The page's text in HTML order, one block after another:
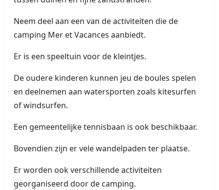
Neem deel aan een van de activiteiten die de
camping Mer et Vacances aanbiedt.
Er is een speeltuin voor de kleintjes.
De oudere kinderen kunnen jeu de boules spelen
en deelnemen aan watersporten zoals kitesurfen
of windsurfen.
Een gemeentelijke tennisbaan is ook beschikbaar.
Bovendien zijn er vele wandelpaden ter plaatse.
Er worden ook verschillende activiteiten
georganiseerd door de camping.